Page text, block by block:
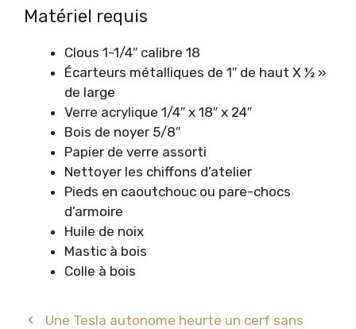
Matériel requis
Clous 1-1/4″ calibre 18
Écarteurs métalliques de 1″ de haut X ½ »
de large
Verre acrylique 1/4″ x 18″ x 24″
Bois de noyer 5/8″
Papier de verre assorti
Nettoyer les chiffons d’atelier
Pieds en caoutchouc ou pare-chocs
d’armoire
Huile de noix
Mastic à bois
Colle à bois
Une Tesla autonome heurte un cerf sans